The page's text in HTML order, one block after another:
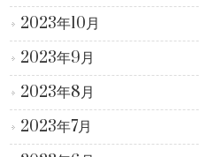
2023年10月
2023年9月
2023年8月
2023年7月